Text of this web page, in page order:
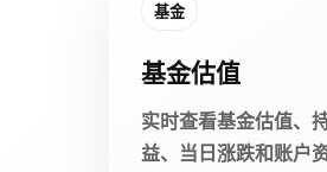
基金
基金估值
实时查看基金估值、
益、当日涨跌和账户